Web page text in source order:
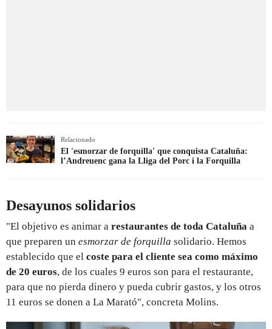
Relacionado
El 'esmorzar de forquilla' que conquista Cataluña:
l’Andreuenc gana la Lliga del Porc i la Forquilla
Desayunos solidarios
"El objetivo es animar a restaurantes de toda Cataluña a
que preparen un esmorzar de forquilla solidario. Hemos
establecido que el coste para el cliente sea como máximo
de 20 euros, de los cuales 9 euros son para el restaurante,
para que no pierda dinero y pueda cubrir gastos, y los otros
11 euros se donen a La Marató", concreta Molins.